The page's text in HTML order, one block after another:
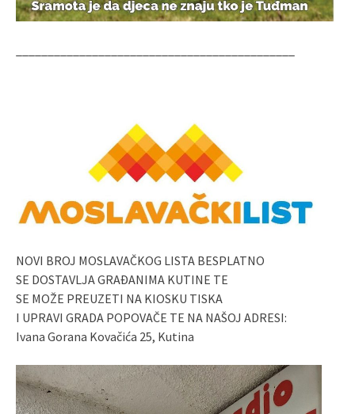
NOVI BROJ MOSLAVAČKOG LISTA BESPLATNO
SE DOSTAVLJA GRAĐANIMA KUTINE TE
SE MOŽE PREUZETI NA KIOSKU TISKA
I UPRAVI GRADA POPOVAČE TE NA NAŠOJ ADRESI:
Ivana Gorana Kovačića 25, Kutina